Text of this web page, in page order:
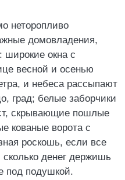
неторопливо
домовладения,
широкие окна с
весной и осенью
и небеса рассыпают
град; белые заборчики
скрывающие пошлые
кованые ворота с
роскошь, если все
сколько денег держишь
под подушкой.